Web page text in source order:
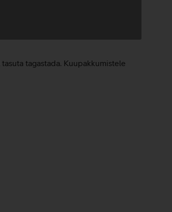
tasuta tagastada. Kuupakkumistele